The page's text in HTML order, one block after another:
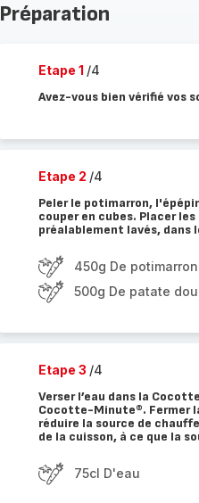
Préparation
Etape 1 /4
Avez-vous bien vérifié vos
Etape 2 /4
Peler le potimarron,
couper en cubes. Placer
préalablement lavés, dans
450g De potimarron
500g De patate
Etape 3 /4
Verser l’eau dans la
Cocotte-Minute®. Fermer
réduire la source de
de la cuisson, à ce que la
75cl D'eau